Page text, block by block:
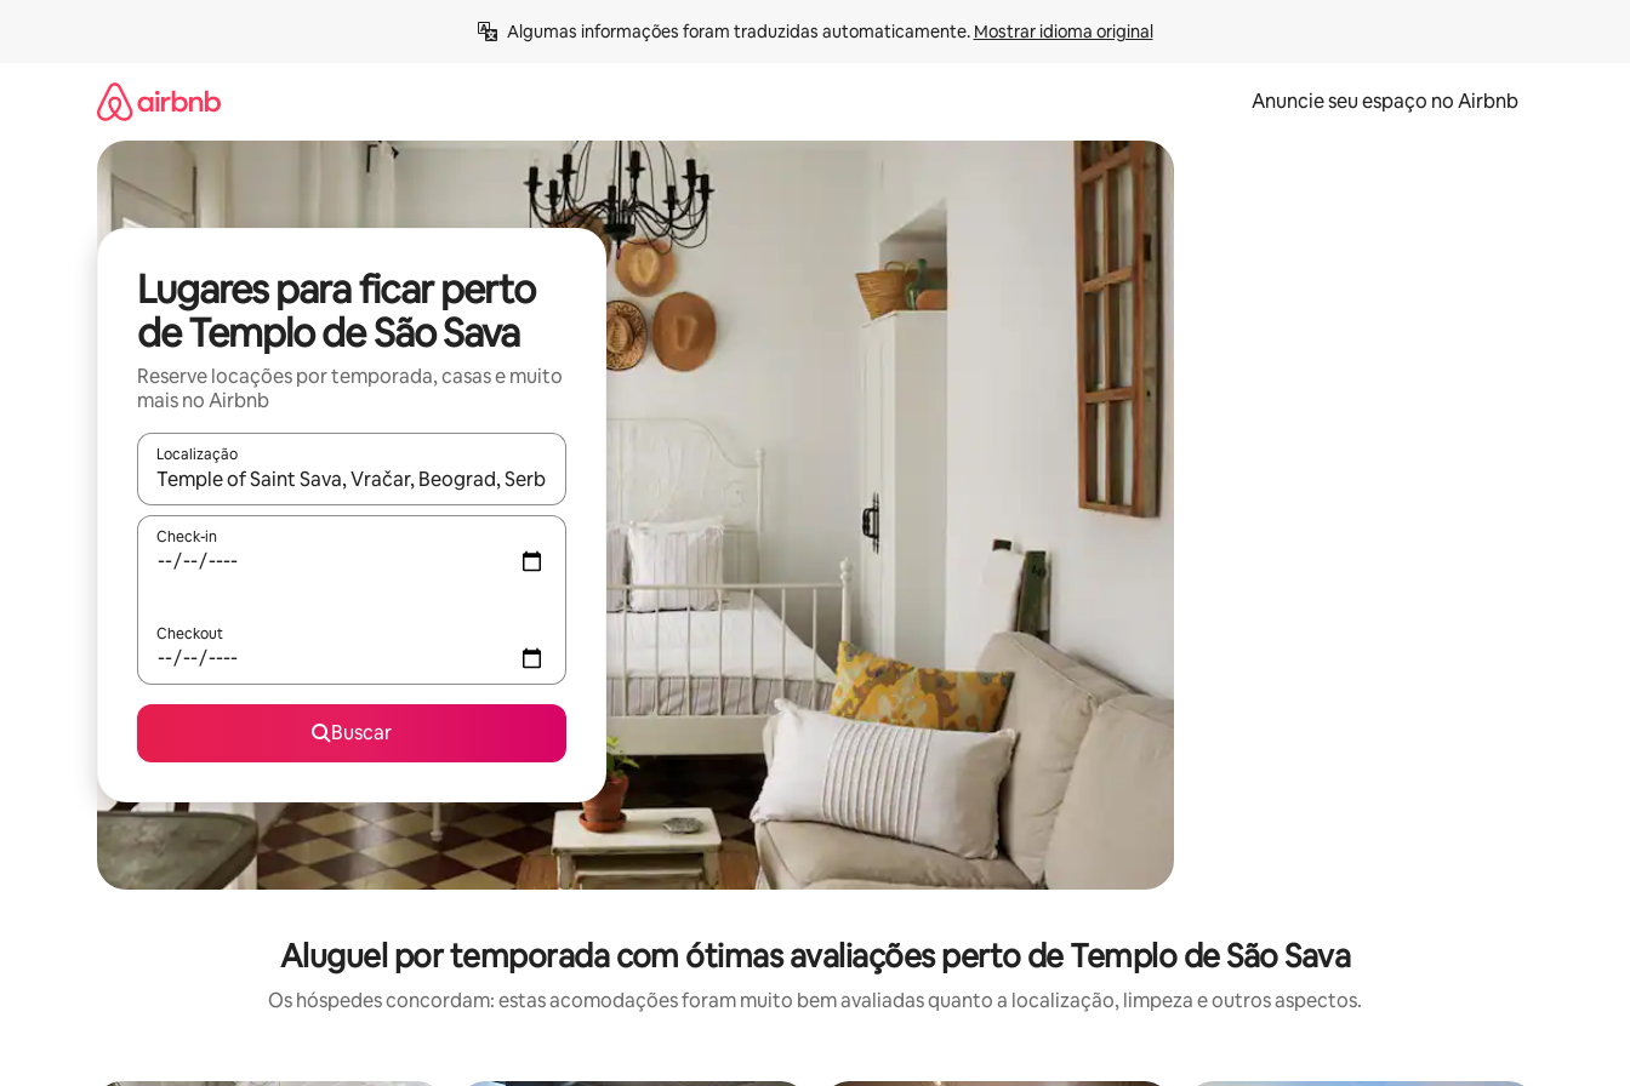
Algumas informações foram traduzidas automaticamente. Mostrar idioma original
Anuncie seu espaço no Airbnb
Lugares para ficar perto
de Templo de São Sava
Reserve locações por temporada, casas e muito
mais no Airbnb
Localização
Quando os resultados estiverem disponíveis, explore-os usando as seta para cima e para baixo do teclado ou tocando e deslizando o dedo na tela.
Check-in
Checkout
Buscar
Aluguel por temporada com ótimas avaliações perto de Templo de São Sava
Os hóspedes concordam: estas acomodações foram muito bem avaliadas quanto a localização, limpeza e outros aspectos.